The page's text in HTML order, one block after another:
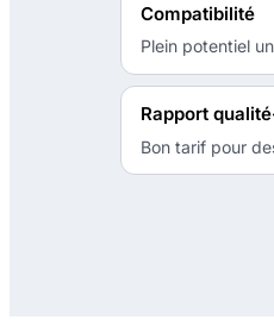
Compatibilité
Plein potentiel
Rapport
Bon tarif pour